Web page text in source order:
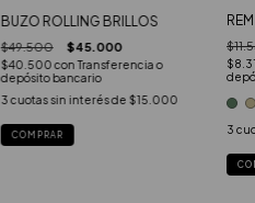
BUZO ROLLING BRILLOS
$49.500 $45.000
$40.500con Transferencia o
depósito bancario
3 cuotas sin interés de $15.000
COMPRAR 3